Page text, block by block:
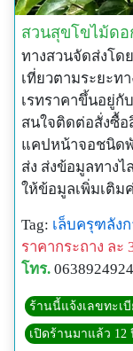
สวนสุขโขไม้ด
ทางสวนจัดส่งโด
เที่ยวตามระยะทา
เรทราคาขึ้นอยู่กั
สนใจติดต่อสั่งซื้อ
แคปหน้าจอชนิด
ส่ง ส่งข้อมูลทางไ
ให้ข้อมูลเพิ่มเติม
Tag: เล็บครุฑลังก
ราคากระถาง ละ
โทร.
ร้านนี้แจ้งเลขทะเ
เปิดร้านมาแล้ว 12